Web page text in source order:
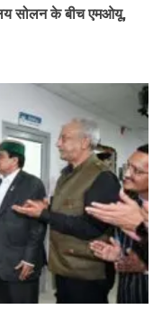
सोलन के बीच एमओयू,